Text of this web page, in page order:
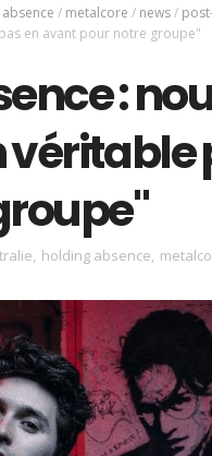
/ metalcore / news/
en avant pour notre groupe"
:
, holding absence,